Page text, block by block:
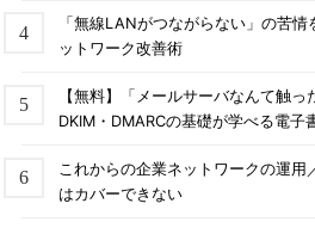
「無線LANがつながらない」の苦
ットワーク改善術
【無料】「メールサーバなんて触
DKIM・DMARCの基礎が学べる電子
これからの企業ネットワークの運用
はカバーできない